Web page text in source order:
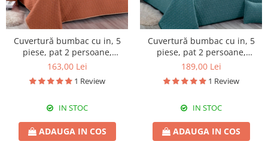
Cuvertură bumbac cu in, 5
piese, pat 2 persoane,
220x240 cm, CBI03
163,00 Lei
1 Review
IN STOC
ADAUGA IN COS
Cuvertură bumbac cu in, 5
piese, pat 2 persoane,
220x240 cm, CBI08
189,00 Lei
1 Review
IN STOC
ADAUGA IN COS